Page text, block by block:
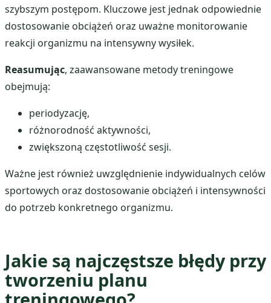
szybszym postępom. Kluczowe jest jednak odpowiednie
dostosowanie obciążeń oraz uważne monitorowanie
reakcji organizmu na intensywny wysiłek.
Reasumując, zaawansowane metody treningowe
obejmują:
periodyzację,
różnorodność aktywności,
zwiększoną częstotliwość sesji.
Ważne jest również uwzględnienie indywidualnych celów
sportowych oraz dostosowanie obciążeń i intensywności
do potrzeb konkretnego organizmu.
Jakie są najczęstsze błędy przy
tworzeniu planu